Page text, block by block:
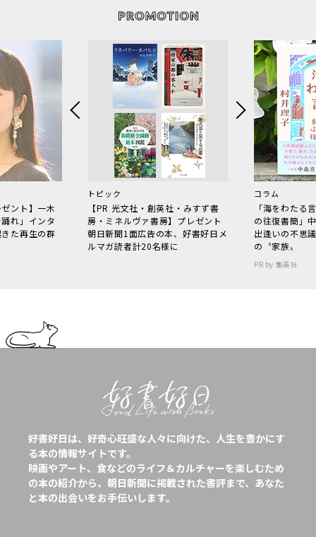
ント】一木
れ」インタ
た再生の群
トピック
【PR 光文社・創英社・みすず書
房・ミネルヴァ書房】プレゼント
朝日新聞1面広告の本、好書好日メ
ルマガ読者計20名様に
コラム
「海をわた
の往復書簡」
出逢いの不思
の〝家族〟
PR by 集英社
好書好日は、好奇心旺盛な人々に向けた、人生を豊かにす
る本の情報サイトです。
映画やアート、食などのライフ＆カルチャーを楽しむため
の本の紹介から、朝日新聞に掲載された書評まで、あなた
と本の出会いをお手伝いします。